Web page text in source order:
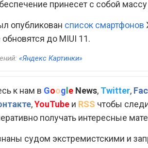
принесет с собой
опубликован список смартфонов
до MIUI 11.
«Яндекс Картинки»
к нам в Google News, Twitter,
,YouTube и RSS чтобы
получать интересные
судом экстремистскими и